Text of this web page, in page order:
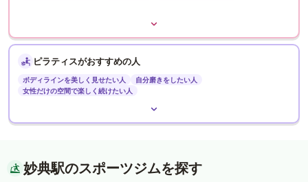
ピラティスがおすすめの人
ボディラインを美しく見せたい人
自分磨きをしたい人
女性だけの空間で楽しく続けたい人
妙典駅のスポーツジムを探す